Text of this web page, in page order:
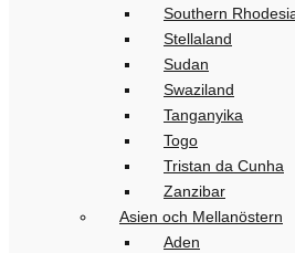
Southern
Stellaland
Sudan
Swaziland
Tanganyika
Togo
Tristan da Cunha
Zanzibar
Asien och Mellanöstern
Aden